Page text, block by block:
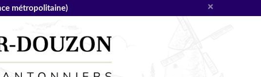
métropolitaine) ×